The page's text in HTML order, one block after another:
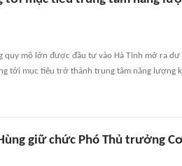
quy mô lớn được đầu tư vào Hà Tĩnh mở ra
tới mục tiêu trở thành trung tâm năng lượng
giữ chức Phó Thủ trưởng